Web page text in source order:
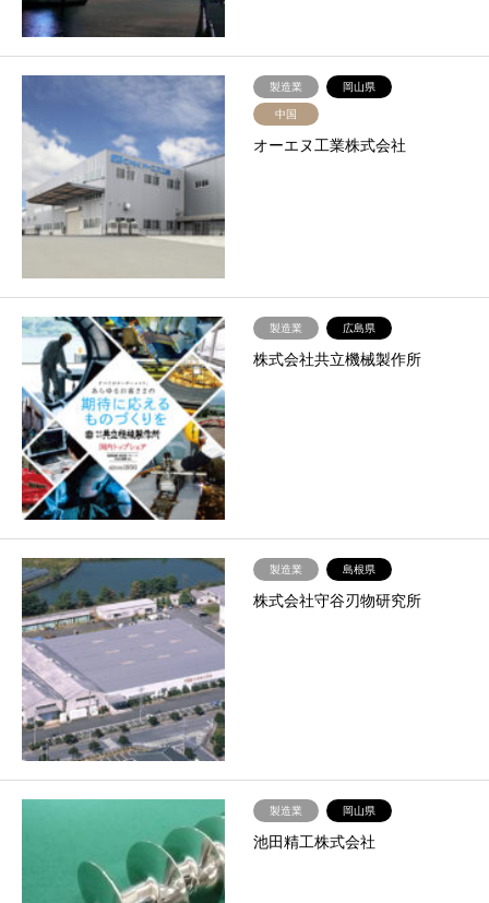
製造業 岡山県
中国
オーエヌ工業株式会社
製造業 広島県
株式会社共立機械製作所
製造業 島根県
株式会社守谷刃物研究所
製造業 岡山県
池田精工株式会社